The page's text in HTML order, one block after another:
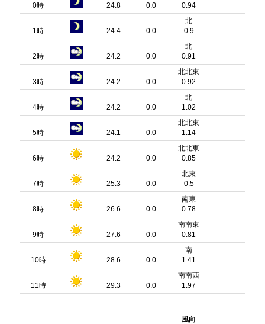
0時 24.8 0.0
0.94
1時 24.4 0.0
北
0.9
2時 24.2 0.0
北
0.91
3時 24.2 0.0
北北東
0.92
4時 24.2 0.0
北
1.02
5時 24.1 0.0
北北東
1.14
6時 24.2 0.0
北北東
0.85
7時 25.3 0.0
北東
0.5
8時 26.6 0.0
南東
0.78
9時 27.6 0.0
南南東
0.81
10時 28.6 0.0
南
1.41
11時 29.3 0.0
南南西
1.97
風向